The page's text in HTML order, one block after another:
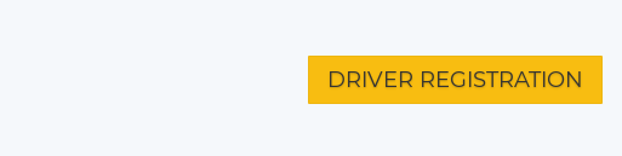
DRIVER REGISTRATION